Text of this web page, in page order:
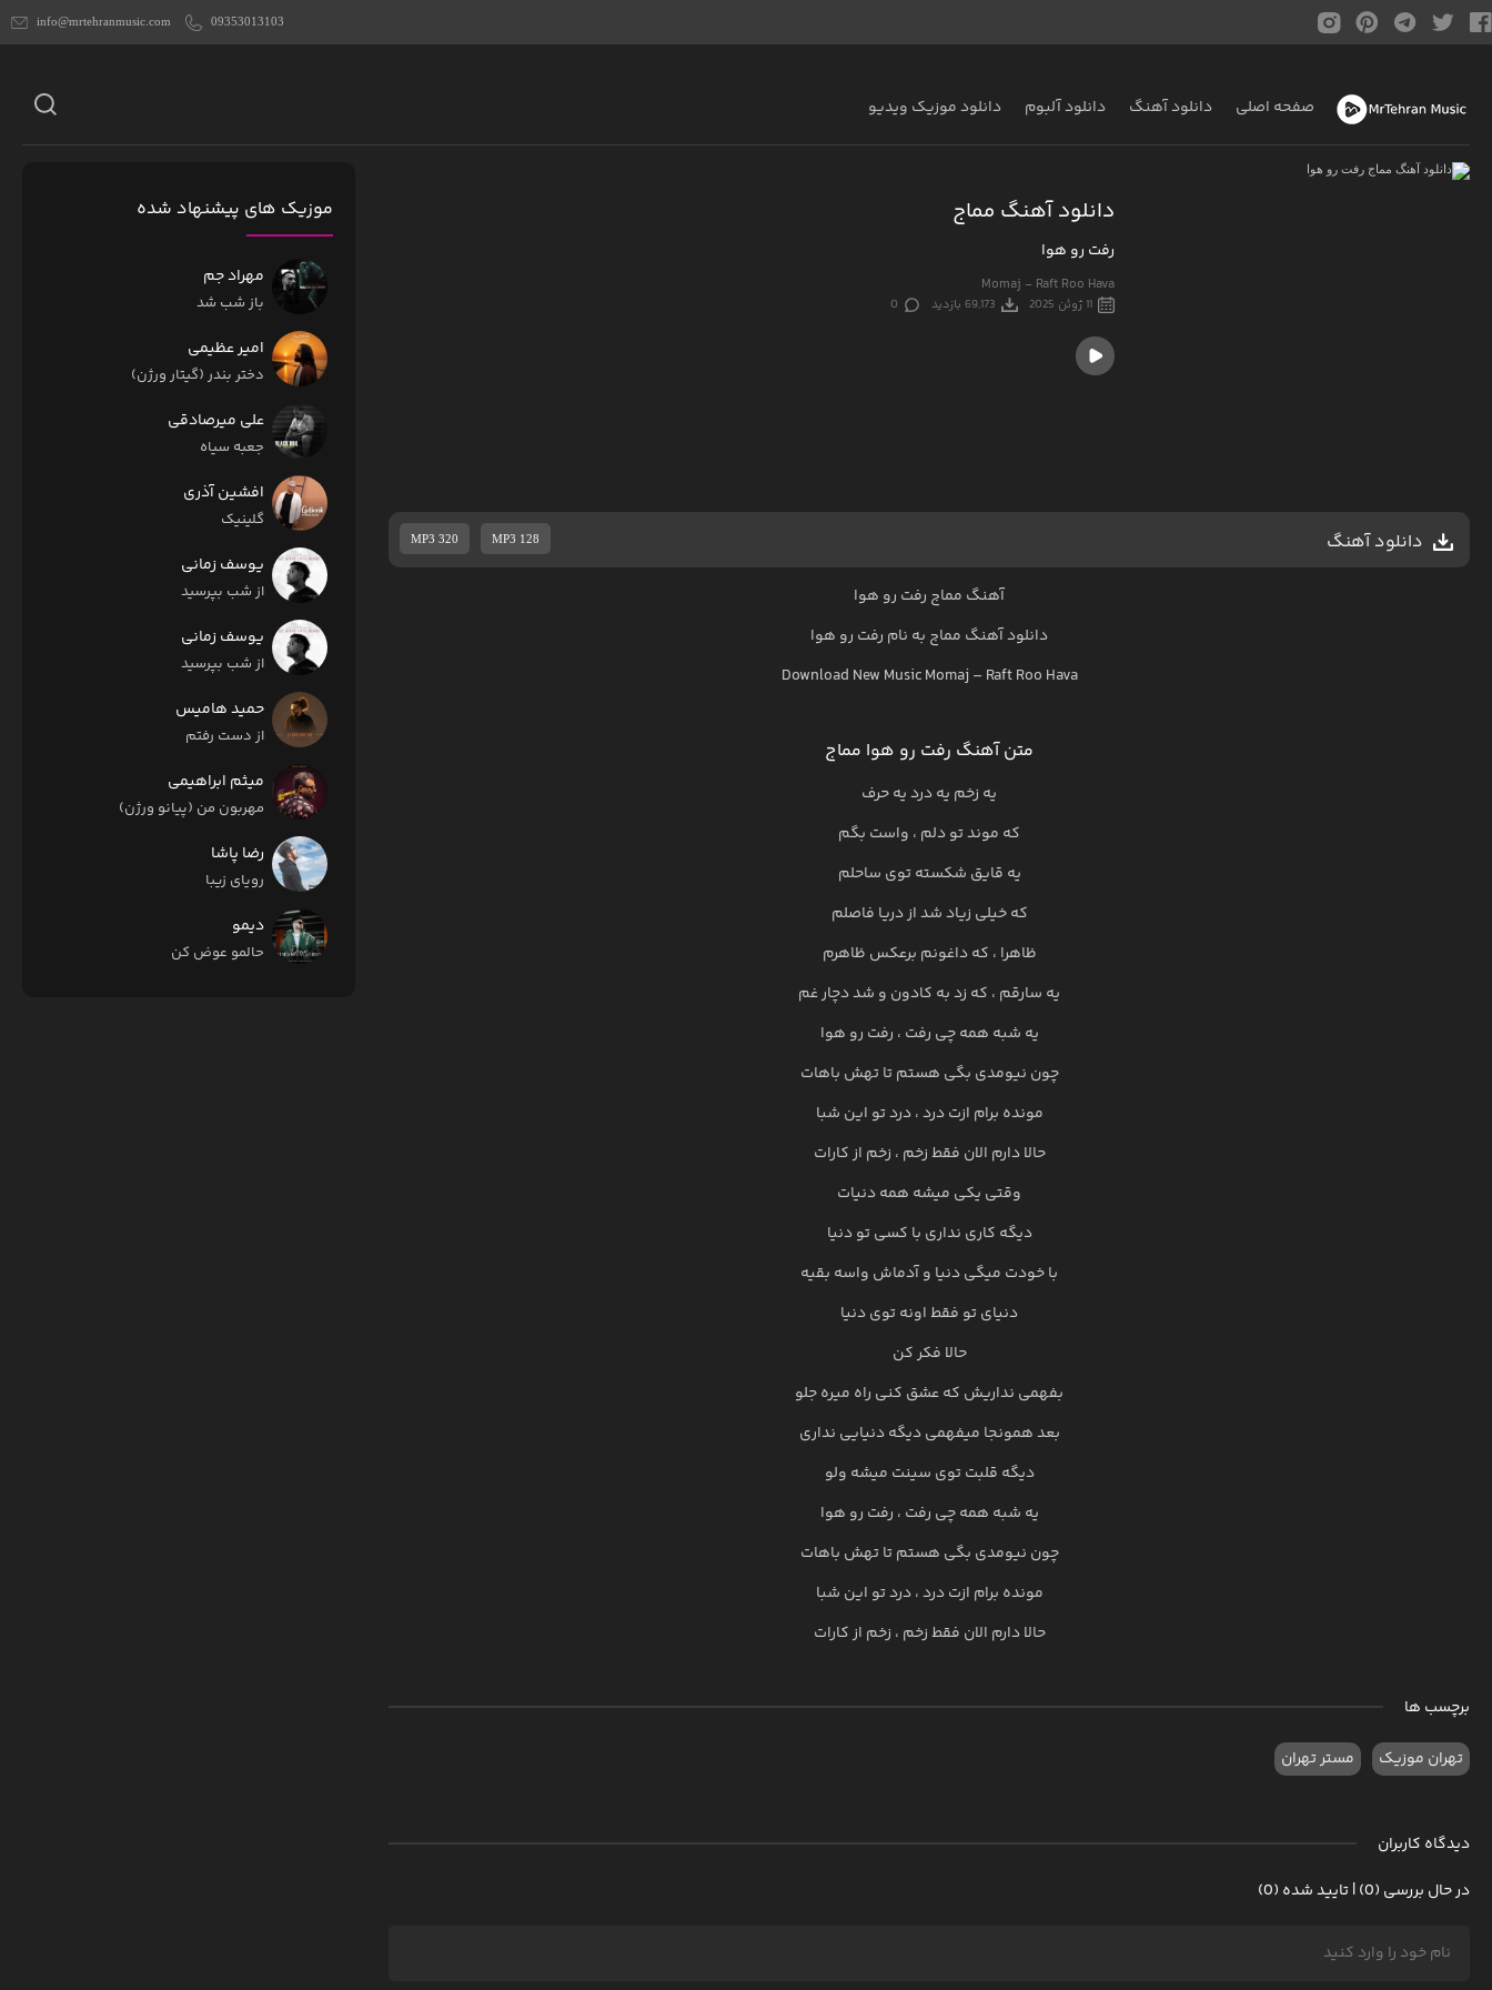
info@mrtehranmusic.com 09353013103
صفحه اصلی دانلود آهنگ دانلود آلبوم دانلود موزیک ویدیو
دانلود آهنگ مماج
رفت رو هوا
Momaj - Raft Roo Hava
11 ژوئن 2025 69,173 بازدید 0
دانلود آهنگ MP3 320 MP3 128
آهنگ مماج رفت رو هوا
دانلود آهنگ مماج به نام رفت رو هوا
Download New MusicMomaj– Raft Roo Hava
متن آهنگ رفت رو هوا مماج
یه زخم یه درد یه حرف
که موند تو دلم ، واست بگم
یه قایق شکسته توی ساحلم
که خیلی زیاد شد از دریا فاصلم
ظاهرا ، که داغونم برعکس ظاهرم
یه سارقم ، که زد به کادون و شد دچار غم
یه شبه همه چی رفت ، رفت رو هوا
چون نیومدی بگی هستم تا تهش باهات
مونده برام ازت درد ، درد تو این شبا
حالا دارم الان فقط زخم ، زخم از کارات
وقتی یکی میشه همه دنیات
دیگه کاری نداری با کسی تو دنیا
با خودت میگی دنیا و آدماش واسه بقیه
دنیای تو فقط اونه توی دنیا
حالا فکر کن
بفهمی نداریش که عشق کنی راه میره جلو
بعد همونجا میفهمی دیگه دنیایی نداری
دیگه قلبت توی سینت میشه ولو
یه شبه همه چی رفت ، رفت رو هوا
چون نیومدی بگی هستم تا تهش باهات
مونده برام ازت درد ، درد تو این شبا
حالا دارم الان فقط زخم ، زخم از کارات
برچسب ها
تهران موزیک مستر تهران
دیدگاه کاربران
در حال بررسی (0) | تایید شده (0)
موزیک های پیشنهاد شده
مهراد جم
باز شب شد
امیر عظیمی
دختر بندر (گیتار ورژن)
علی میرصادقی
جعبه سیاه
افشین آذری
گلینیک
یوسف زمانی
از شب بپرسید
یوسف زمانی
از شب بپرسید
حمید هامیس
از دست رفتم
میثم ابراهیمی
مهربون من (پیانو ورژن)
رضا پاشا
رویای زیبا
دیمو
حالمو عوض کن